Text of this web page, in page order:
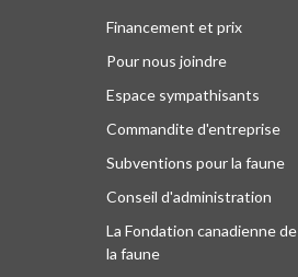
Financement et prix
Pour nous joindre
Espace sympathisants
Commandite d'entreprise
Subventions pour la faune
Conseil d'administration
La Fondation canadienne de
la faune